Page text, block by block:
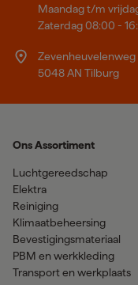
Maandag t/m
Zaterdag 08:00 -
Zevenheuvelenweg
5048 AN Tilburg
Ons Assortiment
Luchtgereedschap
Elektra
Reiniging
Klimaatbeheersing
Bevestigingsmateriaal
PBM en werkkleding
Transport en werkplaats